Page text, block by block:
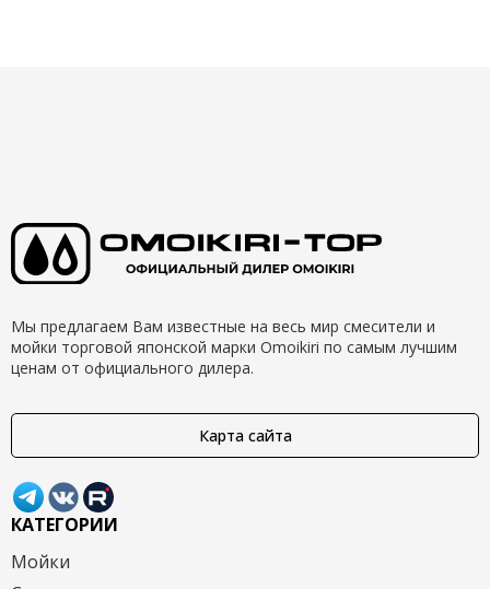
Мы предлагаем Вам известные на весь мир смесители и
мойки торговой японской марки Omoikiri по самым лучшим
ценам от официального дилера.
Карта сайта
КАТЕГОРИИ
Мойки